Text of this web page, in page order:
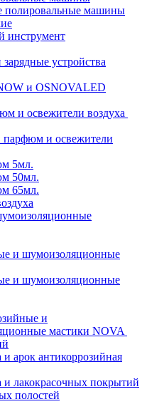
полировальные машины
инструмент
устройства
и OSNOVALED
и освежители воздуха
и освежители
5мл.
50мл.
65мл.
и шумоизоляционные
и шумоизоляционные
и
мастики NOVA
арок антикоррозийная
и лакокрасочных покрытий
полостей